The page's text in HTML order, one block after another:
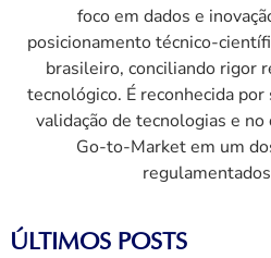
foco em dados e
posicionamento técnico-
brasileiro, conciliando rigor
tecnológico. É reconhecida
validação de tecnologias e
Go-to-Market em um
ÚLTIMOS POSTS